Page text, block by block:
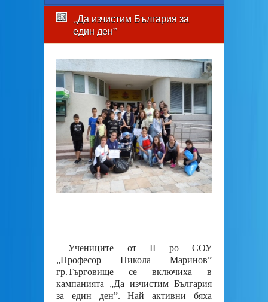
„Да изчистим България за
един ден”
Учениците от ІІ ро СОУ
„Професор Никола Маринов”
гр.Търговище се включиха в
кампанията „Да изчистим България
за един ден”. Най активни бяха